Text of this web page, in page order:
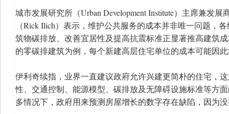
城市发展研究所（Urban Development Institute）主席兼发展
（Rick Ilich）表示，维护公共服务的成本并非唯一问题，
筑物碳排放、改善宜居性及提高抗震标准正显著推高建筑
的零碳排建筑为例，每个新建高层住宅单位的成本可能因
伊利奇续指，业界一直建议政府允许兴建更简朴的住宅，
性、交通控制、能源模型、碳排放及无障碍设施标准等方
多情况下，政府用来预测房屋增长的数字存在缺陷，因为